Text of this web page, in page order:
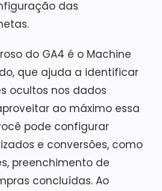
das
do GA4 é o Machine
que ajuda a identificar
ocultos nos dados
ao máximo essa
pode configurar
e conversões, como
preenchimento de
concluídas. Ao